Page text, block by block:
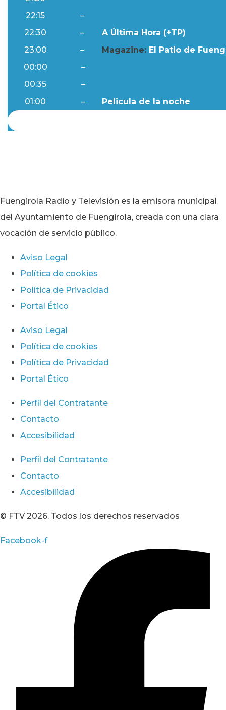
22:15
–
22:30
–
A Última Hora (+TP)
23:00
– Magazine: El Patio de
00:00
–
00:35
–
01:00
– Pelicula de la noche
Fuengirola Radio y Televisión es la emisora municipal
del Ayuntamiento de Fuengirola, creada con una clara
vocación de servicio público.
Aviso Legal
Política de cookies
Política de Privacidad
Portal Ético
Aviso Legal
Política de cookies
Política de Privacidad
Portal Ético
Perfil del Contratante
Contacto
Accesibilidad
Perfil del Contratante
Contacto
Accesibilidad
© FTV 2026. Todos los derechos reservados
Facebook-f